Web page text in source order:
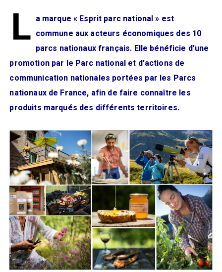
L a marque « Esprit parc national » est
commune aux acteurs économiques des 10
parcs nationaux français. Elle bénéficie d’une
promotion par le Parc national et d’actions de
communication nationales portées par les Parcs
nationaux de France, afin de faire connaître les
produits marqués des différents territoires.